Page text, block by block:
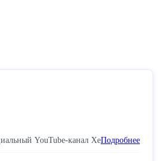
YouTube-канал ХеПодробнее